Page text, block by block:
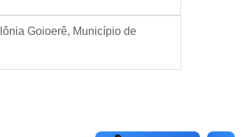
Goioerê, Município de